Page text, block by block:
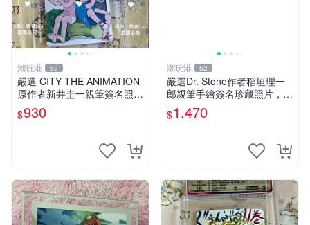
潮玩港 52
嚴選 CITY THE ANIMATION
原作者新井圭一親筆簽名照，
附原裝卡磚珍藏。3寸照片盡
顯畫面細節。 City the Anima
$930
潮玩港 52
嚴選Dr. Stone作者稻垣理一
郎親筆手繪簽名珍藏照片，3
英寸真品實拍 石紀、DoctorS
tone、收藏
$1,470